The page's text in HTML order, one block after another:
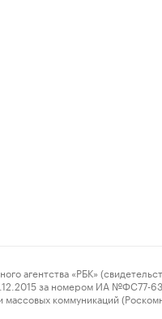
«РБК»
за номером ИА №ФС77-
коммуникаций